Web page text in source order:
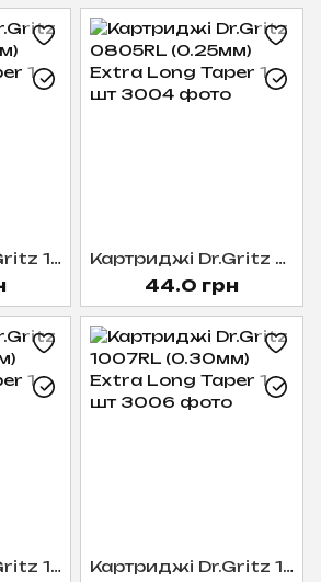
Картриджі Dr.Gritz 1003RL (0.30мм) Extra Long Taper 1 шт Картриджі Dr.Gritz 0805RL (0.25мм) Extra Long Taper 1 шт
44.0 грн
Картриджі Dr.Gritz 1005RL (0.30мм) Extra Long Taper 1 шт Картриджі Dr.Gritz 1007RL (0.30мм) Extra Long Taper 1 шт